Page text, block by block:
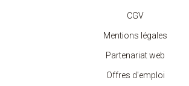
CGV
Mentions légales
Partenariat web
Offres d'emploi